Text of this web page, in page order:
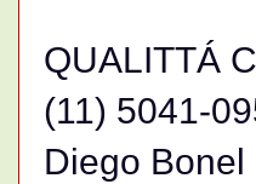
QUALITTÁ
(11) 5041-
Diego